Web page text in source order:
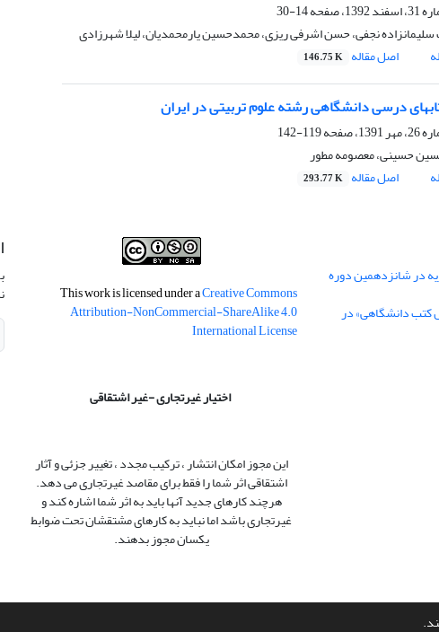
14-30
سلیمانزاده نجفی، حسن اشرفی ریزی، محمدحسین یارمحمدیان، لیلا شهرزادی
اصل مقاله 146.75 K
‌درسی دانشگاهی رشته علوم ‌تربیتی در ایران
119-142
حسینی، معصومه مطور
اصل مقاله 293.77 K
در شانزدهمین دوره
کتب دانشگاهی» در
This work is licensed under aCreative Commons
Attribution-NonCommercial-ShareAlike 4.0
International License
اختیار غیرتجاری -غیر اشتقاقی
این مجوز امکان انتشار ، ترکیب مجدد ، تغییر جزئی و آثار
اشتقاقی اثر شما را فقط برای مقاصد غیرتجاری می دهد.
هرچند کارهای جدید آنها باید به اثر شما اشاره کند و
غیرتجاری باشد اما نباید به کارهای مشتقشان تحت ضوابط
یکسان مجوز بدهند.